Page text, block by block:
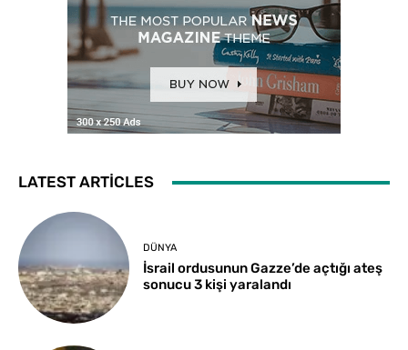
LATEST ARTICLES
DÜNYA
İsrail ordusunun Gazze’de açtığı ateş
sonucu 3 kişi yaralandı